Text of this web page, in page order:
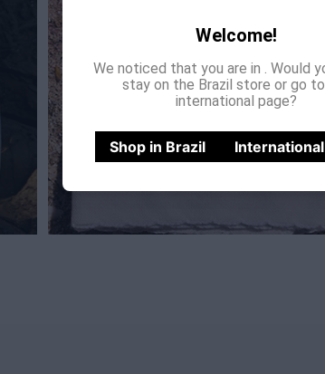
Welcome!
We noticed that you are in
. Would
stay on the Brazil store or go
international page?
Shop in Brazil